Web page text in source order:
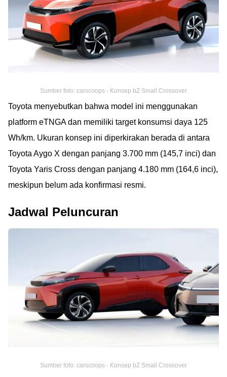
Sumber foto: carscoops - Konsep bZ Small Crossover
Toyota menyebutkan bahwa model ini menggunakan
platform eTNGA dan memiliki target konsumsi daya 125
Wh/km. Ukuran konsep ini diperkirakan berada di antara
Toyota Aygo X dengan panjang 3.700 mm (145,7 inci) dan
Toyota Yaris Cross dengan panjang 4.180 mm (164,6 inci),
meskipun belum ada konfirmasi resmi.
Jadwal Peluncuran
Sumber foto: carscoops - Konsep bZ Small Crossover